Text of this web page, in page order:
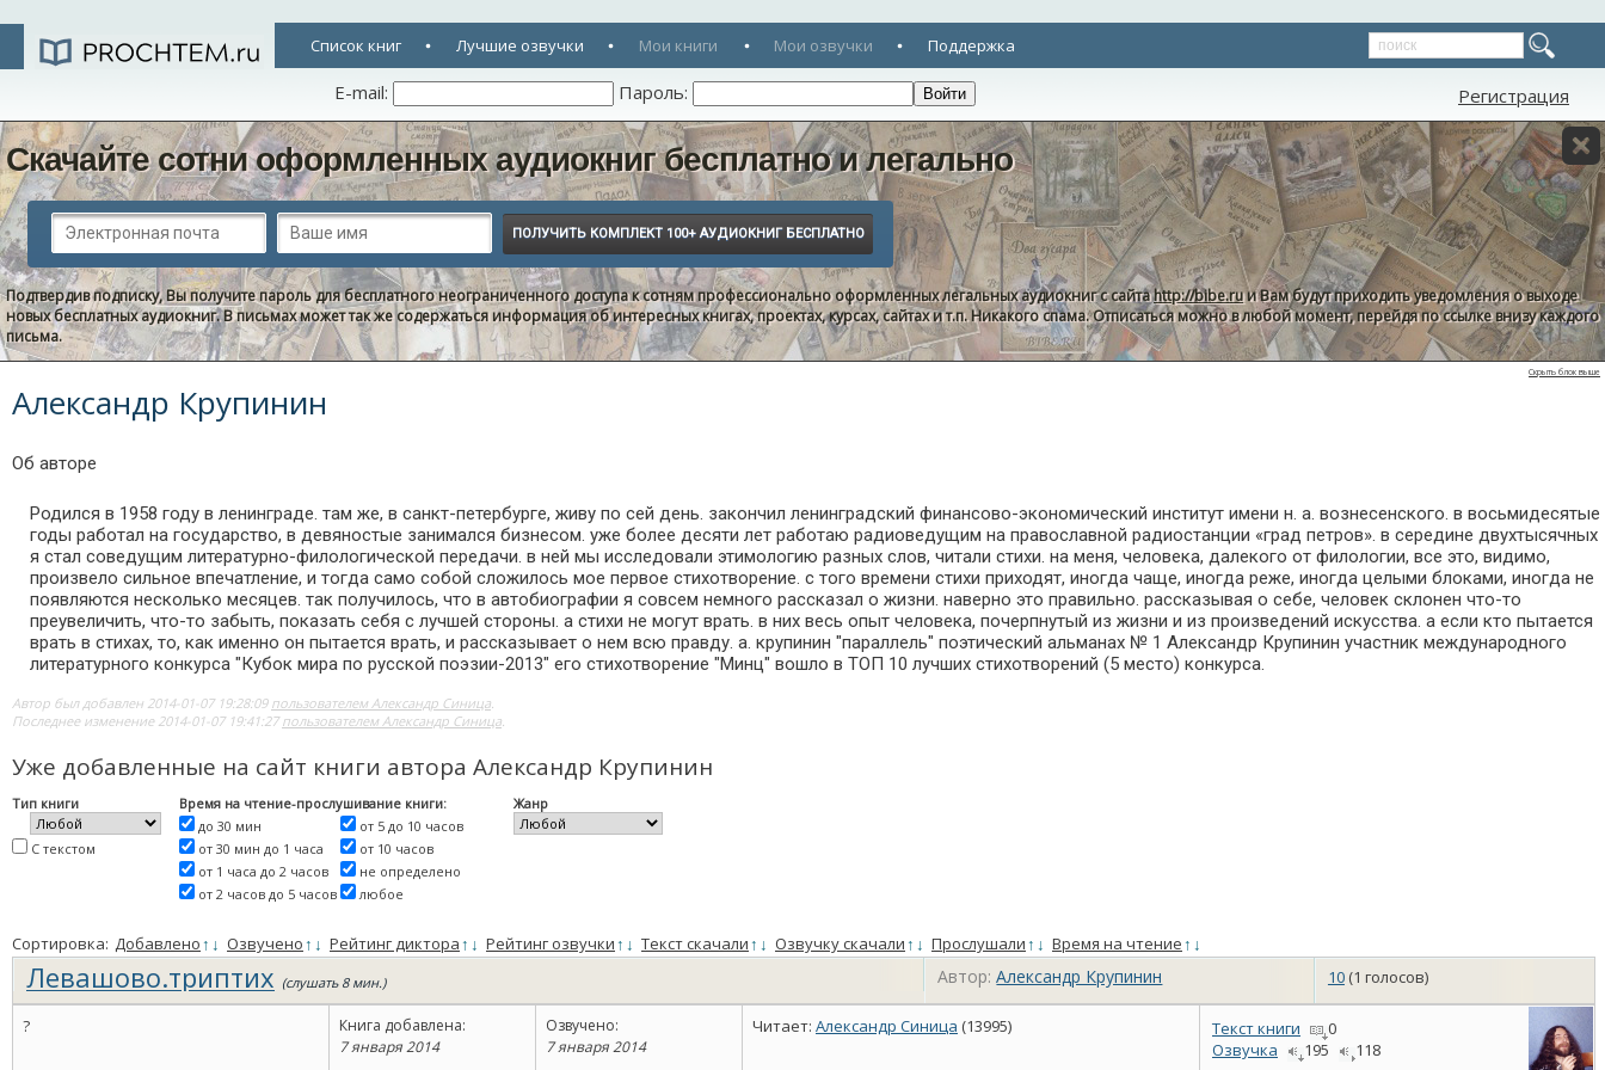
Список книг Лучшие озвучки Мои книги Мои озвучки Поддержка
E-mail: Пароль: Регистрация
Скачайте сотни оформленных аудиокниг бесплатно и легально
Подтвердив подписку, Вы получите пароль для бесплатного неограниченного доступа к сотням профессионально оформленных легальных аудиокниг с сайтаhttp://bibe.ruи Вам будут приходить уведомления о выходе
новых бесплатных аудиокниг. В письмах может так же содержаться информация об интересных книгах, проектах, курсах, сайтах и т.п. Никакого спама. Отписаться можно в любой момент, перейдя по ссылке внизу каждого
письма.
Скрыть блок выше
Александр Крупинин
Об авторе
Родился в 1958 году в ленинграде. там же, в санкт-петербурге, живу по сей день. закончил ленинградский финансово-экономический институт имени н. а. вознесенского. в восьмидесятые
годы работал на государство, в девяностые занимался бизнесом. уже более десяти лет работаю радиоведущим на православной радиостанции «град петров». в середине двухтысячных
я стал соведущим литературно-филологической передачи. в ней мы исследовали этимологию разных слов, читали стихи. на меня, человека, далекого от филологии, все это, видимо,
произвело сильное впечатление, и тогда само собой сложилось мое первое стихотворение. с того времени стихи приходят, иногда чаще, иногда реже, иногда целыми блоками, иногда не
появляются несколько месяцев. так получилось, что в автобиографии я совсем немного рассказал о жизни. наверно это правильно. рассказывая о себе, человек склонен что-то
преувеличить, что-то забыть, показать себя с лучшей стороны. а стихи не могут врать. в них весь опыт человека, почерпнутый из жизни и из произведений искусства. а если кто пытается
врать в стихах, то, как именно он пытается врать, и рассказывает о нем всю правду. а. крупинин "параллель" поэтический альманах № 1 Александр Крупинин участник международного
литературного конкурса "Кубок мира по русской поэзии-2013" его стихотворение "Минц" вошло в ТОП 10 лучших стихотворений (5 место) конкурса.
Автор был добавлен 2014-01-07 19:28:09 пользователем Александр Синица.
Последнее изменение 2014-01-07 19:41:27пользователем Александр Синица.
Уже добавленные на сайт книги автора Александр Крупинин
Тип книги
С текстом
Время на чтение-прослушивание книги:
до 30 мин
от 30 мин до 1 часа
от 1 часа до 2 часов
от 2 часов до 5 часов
от 5 до 10 часов
от 10 часов
не определено
любое
Жанр
Сортировка: Добавлено↑ ↓ Озвучено↑ ↓ Рейтинг диктора↑ ↓ Рейтинг озвучки↑ ↓ Текст скачали↑ ↓ Озвучку скачали↑ ↓ Прослушали↑ ↓ Время на чтение↑ ↓
Левашово.триптих (слушать 8 мин.) Автор:Александр Крупинин 10(1 голосов)
?
Книга добавлена:
7 января 2014
Озвучено:
7 января 2014
Читает: Александр Синица (13995) Текст книги
0
Озвучка
195 118